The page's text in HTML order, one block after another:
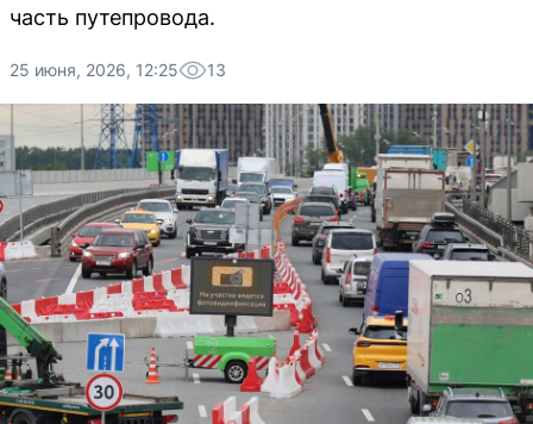
часть путепровода.
25 июня, 2026, 12:25 13